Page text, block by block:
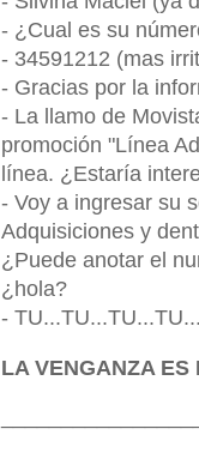
- ¿Cual es su
- 34591212 (mas
- Gracias por la
- La llamo de
promoción "Línea
línea. ¿Estaría
- Voy a ingresar su
Adquisiciones y
¿Puede anotar el
¿hola?
- TU...TU...TU...TU...
LA VENGANZA ES